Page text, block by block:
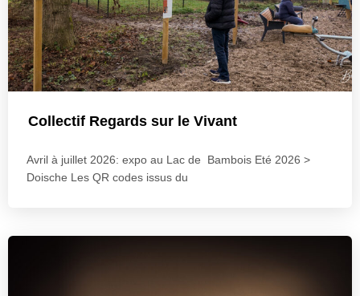
Collectif Regards sur le Vivant
Avril à juillet 2026: expo au Lac de Bambois Eté 2026 >
Doische Les QR codes issus du